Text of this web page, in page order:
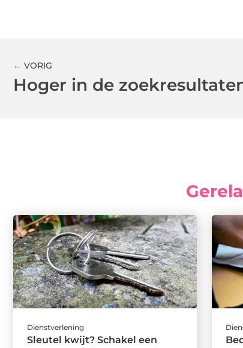
← VORIG
Dienstverlening
Sleutel kwijt? Schakel een